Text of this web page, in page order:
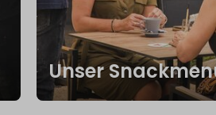
Unser